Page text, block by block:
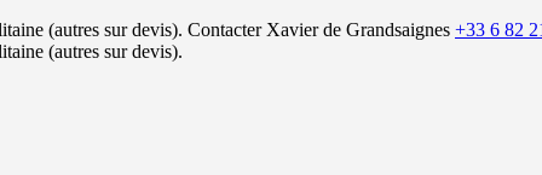
(autres sur devis). Contacter Xavier de Grandsaignes +33 6 82
(autres sur devis).